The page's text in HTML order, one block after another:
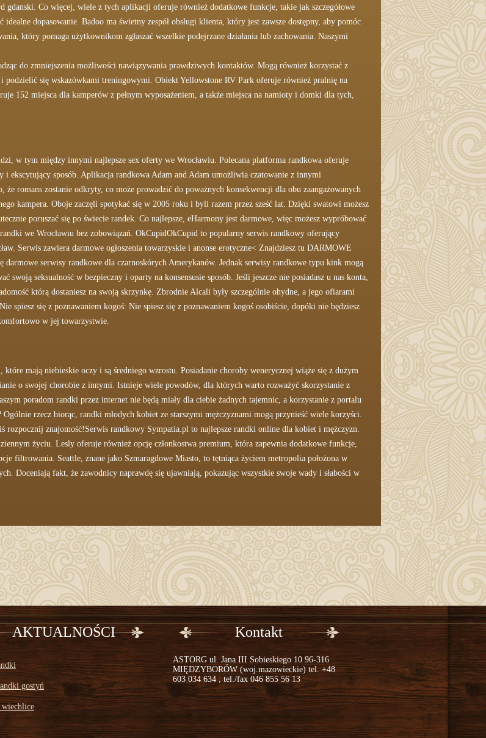
gdanski. Co więcej, wiele z tych aplikacji oferuje również dodatkowe funkcje, takie jak szczegółowe
dopasowanie. Badoo ma świetny zespół obsługi klienta, który jest zawsze dostępny, aby pomóc
który pomaga użytkownikom zgłaszać wszelkie podejrzane działania lub zachowania. Naszymi
do zmniejszenia możliwości nawiązywania prawdziwych kontaktów. Mogą również korzystać z
podzielić się wskazówkami treningowymi. Obiekt Yellowstone RV Park oferuje również pralnię na
152 miejsca dla kamperów z pełnym wyposażeniem, a także miejsca na namioty i domki dla tych,
w tym między innymi najlepsze sex oferty we Wrocławiu. Polecana platforma randkowa oferuje
ekscytujący sposób. Aplikacja randkowa Adam and Adam umożliwia czatowanie z innymi
romans zostanie odkryty, co może prowadzić do poważnych konsekwencji dla obu zaangażowanych
kampera. Oboje zaczęli spotykać się w 2005 roku i byli razem przez sześć lat. Dzięki swatowi możesz
poruszać się po świecie randek. Co najlepsze, eHarmony jest darmowe, więc możesz wypróbować
we Wrocławiu bez zobowiązań. OkCupidOkCupid to popularny serwis randkowy oferujący
Serwis zawiera darmowe ogłoszenia towarzyskie i anonse erotyczne< Znajdziesz tu DARMOWE
serwisy randkowe dla czarnoskórych Amerykanów. Jednak serwisy randkowe typu kink mogą
seksualność w bezpieczny i oparty na konsensusie sposób. Jeśli jeszcze nie posiadasz u nas konta,
którą dostaniesz na swoją skrzynkę. Zbrodnie Alcali były szczególnie ohydne, a jego ofiarami
spiesz się z poznawaniem kogoś: Nie spiesz się z poznawaniem kogoś osobiście, dopóki nie będziesz
w jej towarzystwie.
mają niebieskie oczy i są średniego wzrostu. Posiadanie choroby wenerycznej wiąże się z dużym
o swojej chorobie z innymi. Istnieje wiele powodów, dla których warto rozważyć skorzystanie z
poradom randki przez internet nie będą miały dla ciebie żadnych tajemnic, a korzystanie z portalu
rzecz biorąc, randki młodych kobiet ze starszymi mężczyznami mogą przynieść wiele korzyści.
rozpocznij znajomość!Serwis randkowy Sympatia.pl to najlepsze randki online dla kobiet i mężczyzn.
życiu. Lesly oferuje również opcję członkostwa premium, która zapewnia dodatkowe funkcje,
filtrowania. Seattle, znane jako Szmaragdowe Miasto, to tętniąca życiem metropolia położona w
Doceniają fakt, że zawodnicy naprawdę się ujawniają, pokazując wszystkie swoje wady i słabości w
AKTUALNOŚCI
gostyń
Kontakt
ASTORG ul. Jana III Sobieskiego 10 96-316
MIĘDZYBORÓW (woj.mazowieckie) tel. +48
603 034 634 ; tel./fax 046 855 56 13